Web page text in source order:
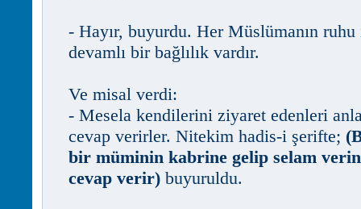
- Hayır, buyurdu. Her Müslümanın ruhu
devamlı bir bağlılık vardır.
Ve misal verdi:
- Mesela kendilerini ziyaret edenleri
cevap verirler. Nitekim hadis-i şerifte;
bir müminin kabrine gelip selam
cevap verir) buyuruldu.